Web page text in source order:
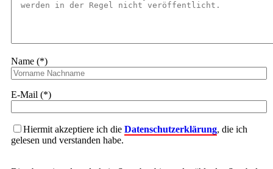
Name (*)
E-Mail (*)
Hiermit akzeptiere ich die Datenschutzerklärung, die ich
gelesen und verstanden habe.